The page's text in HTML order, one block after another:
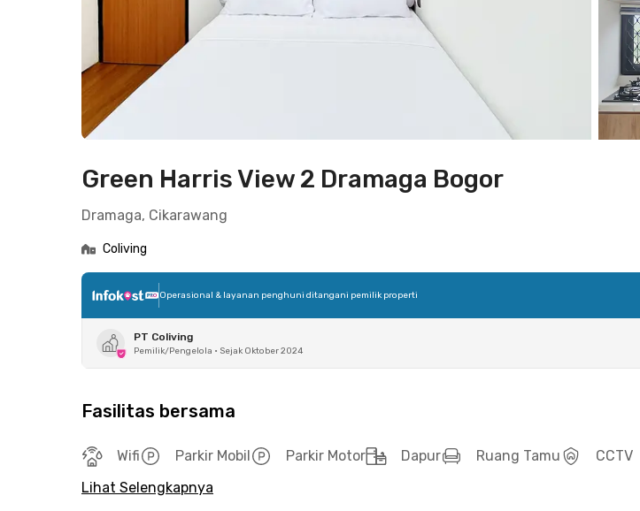
Green Harris View 2 Dramaga Bogor
Dramaga, Cikarawang
Coliving
Operasional & layanan penghuni ditangani pemilik properti
PT Coliving
Pemilik/Pengelola • Sejak Oktober 2024
Fasilitas bersama
Wifi Parkir Mobil Parkir Motor Dapur Ruang Tamu
CCTV
Lihat Selengkapnya